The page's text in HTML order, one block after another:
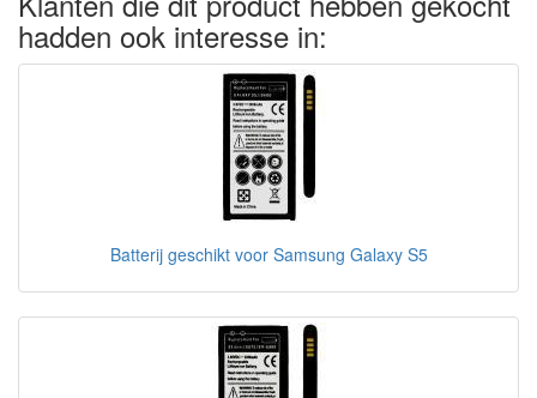
hadden ook interesse in:
Batterij geschikt voor Samsung Galaxy S5